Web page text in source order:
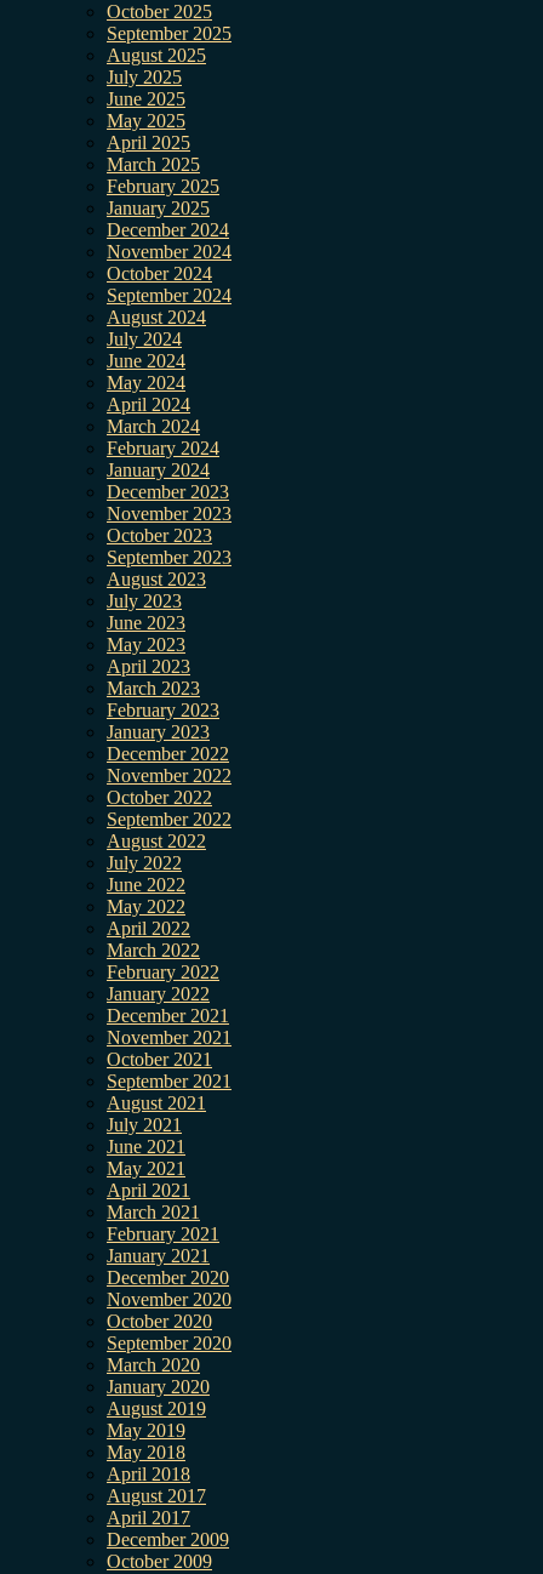
October 2025
September 2025
August 2025
July 2025
June 2025
May 2025
April 2025
March 2025
February 2025
January 2025
December 2024
November 2024
October 2024
September 2024
August 2024
July 2024
June 2024
May 2024
April 2024
March 2024
February 2024
January 2024
December 2023
November 2023
October 2023
September 2023
August 2023
July 2023
June 2023
May 2023
April 2023
March 2023
February 2023
January 2023
December 2022
November 2022
October 2022
September 2022
August 2022
July 2022
June 2022
May 2022
April 2022
March 2022
February 2022
January 2022
December 2021
November 2021
October 2021
September 2021
August 2021
July 2021
June 2021
May 2021
April 2021
March 2021
February 2021
January 2021
December 2020
November 2020
October 2020
September 2020
March 2020
January 2020
August 2019
May 2019
May 2018
April 2018
August 2017
April 2017
December 2009
October 2009